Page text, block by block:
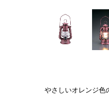
やさしいオレンジ色